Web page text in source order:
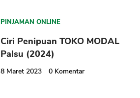
PINJAMAN ONLINE
Ciri Penipuan TOKO MODAL
Palsu (2024)
8 Maret 2023 0 Komentar